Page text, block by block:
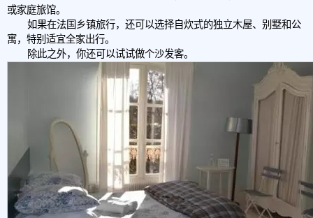
或家庭旅馆。
如果在法国乡镇旅行，还可以选择自炊式的独立木屋、别墅和公
寓，特别适宜全家出行。
除此之外，你还可以试试做个沙发客。